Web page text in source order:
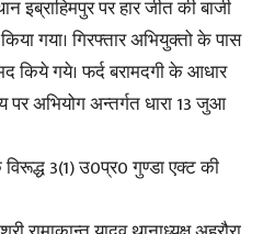
पर हार जीत की बाजी
गया। गिरफ्तार अभियुक्तो के पास
किये गये। फर्द बरामदगी के आधार
अभियोग अन्तर्गत धारा 13 जुआ
3(1) उ0प्र0 गुण्डा एक्ट की